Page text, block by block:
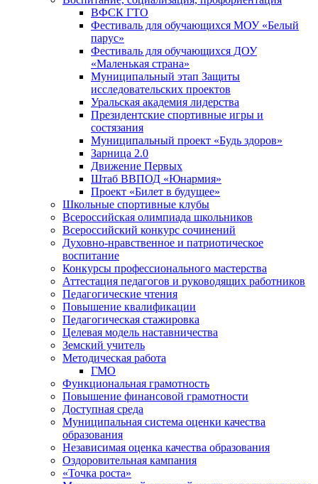
ВФСК ГТО
Фестиваль для обучающихся МОУ «Белый
парус»
Фестиваль для обучающихся ДОУ
«Маленькая страна»
Муниципальный этап Защиты
исследовательских проектов
Уральская академия лидерства
Президентские спортивные игры и
состязания
Муниципальный проект «Будь здоров»
Зарница 2.0
Движение Первых
Штаб ВВПОД «Юнармия»
Проект «Билет в будущее»
Школьные спортивные клубы
Всероссийская олимпиада школьников
Всероссийский конкурс сочинений
Духовно-нравственное и патриотическое
воспитание
Конкурсы профессионального мастерства
Аттестация педагогов и руководящих работников
Педагогические чтения
Повышение квалификации
Педагогическая стажировка
Целевая модель наставничества
Земский учитель
Методическая работа
ГМО
Функциональная грамотность
Повышение финансовой грамотности
Доступная среда
Муниципальная система оценки качества
образования
Независимая оценка качества образования
Оздоровительная кампания
«Точка роста»